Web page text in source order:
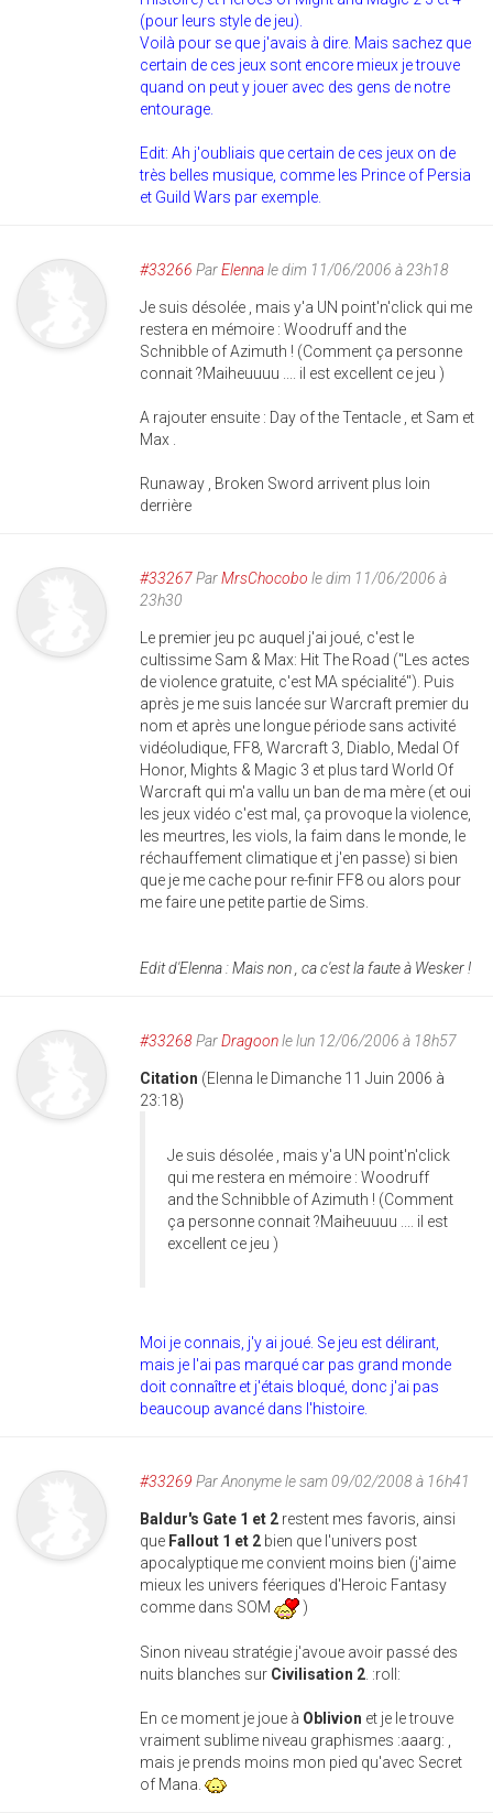
(pour leurs style de jeu).
Voilà pour se que j'avais à dire. Mais sachez que
certain de ces jeux sont encore mieux je trouve
quand on peut y jouer avec des gens de notre
entourage.
Edit: Ah j'oubliais que certain de ces jeux on de
très belles musique, comme les Prince of Persia
et Guild Wars par exemple.
#33266 ParElennale dim 11/06/2006 à 23h18
Je suis désolée , mais y'a UN point'n'click qui me
restera en mémoire : Woodruff and the
Schnibble of Azimuth ! (Comment ça personne
connait ?Maiheuuuu .... il est excellent ce jeu )
A rajouter ensuite : Day of the Tentacle , et Sam et
Max .
Runaway , Broken Sword arrivent plus loin
derrière
#33267ParMrsChocobo le dim 11/06/2006 à
23h30
Le premier jeu pc auquel j'ai joué, c'est le
cultissime Sam & Max: Hit The Road ("Les actes
de violence gratuite, c'est MA spécialité"). Puis
après je me suis lancée sur Warcraft premier du
nom et après une longue période sans activité
vidéoludique, FF8, Warcraft 3, Diablo, Medal Of
Honor, Mights & Magic 3 et plus tard World Of
Warcraft qui m'a vallu un ban de ma mère (et oui
les jeux vidéo c'est mal, ça provoque la violence,
les meurtres, les viols, la faim dans le monde, le
réchauffement climatique et j'en passe) si bien
que je me cache pour re-finir FF8 ou alors pour
me faire une petite partie de Sims.
Edit d'Elenna : Mais non , ca c'est la faute à Wesker !
#33268ParDragoonle lun 12/06/2006 à 18h57
Citation (Elenna le Dimanche 11 Juin 2006 à
23:18)
Je suis désolée , mais y'a UN point'n'click
qui me restera en mémoire : Woodruff
and the Schnibble of Azimuth ! (Comment
ça personne connait ?Maiheuuuu .... il est
excellent ce jeu )
Moi je connais, j'y ai joué. Se jeu est délirant,
mais je l'ai pas marqué car pas grand monde
doit connaître et j'étais bloqué, donc j'ai pas
beaucoup avancé dans l'histoire.
#33269 ParAnonymele sam 09/02/2008 à 16h41
Baldur's Gate 1 et 2 restent mes favoris, ainsi
que Fallout 1 et 2 bien que l'univers post
apocalyptique me convient moins bien (j'aime
mieux les univers féeriques d'Heroic Fantasy
comme dans SOM
)
Sinon niveau stratégie j'avoue avoir passé des
nuits blanches sur Civilisation 2 . :roll:
En ce moment je joue à Oblivion et je le trouve
vraiment sublime niveau graphismes :aaarg: ,
mais je prends moins mon pied qu'avec Secret
of Mana.